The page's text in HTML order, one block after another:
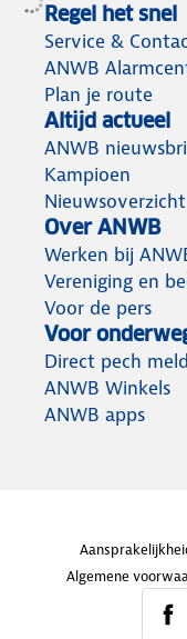
Regel het snel
Service &
ANWB
Plan je route
Altijd actueel
ANWB
Kampioen
Nieuwsoverzicht
Over ANWB
Werken bij
Vereniging en
Voor de pers
Voor
Direct pech
ANWB Winkels
ANWB apps
Algemene